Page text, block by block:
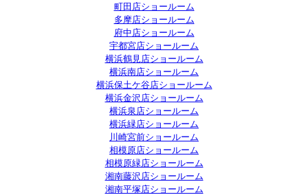
町田店ショールーム
多摩店ショールーム
府中店ショールーム
宇都宮店ショールーム
横浜鶴見店ショールーム
横浜南店ショールーム
横浜保土ケ谷店ショールーム
横浜金沢店ショールーム
横浜泉店ショールーム
横浜緑店ショールーム
川崎宮前ショールーム
相模原店ショールーム
相模原緑店ショールーム
湘南藤沢店ショールーム
湘南平塚店ショールーム